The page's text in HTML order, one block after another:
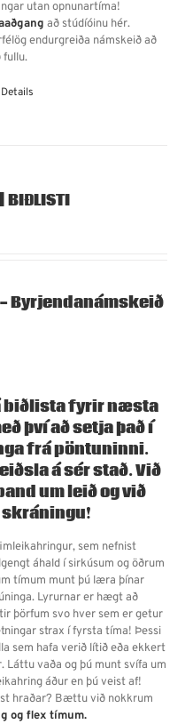
utan opnunartíma!
að stúdíóinu hér.
endurgreiða námskeið að
fullu.
Details
BIÐLISTI
Byrjendanámskeið
biðlista fyrir næsta
því að setja það í
frá pöntuninni.
á sér stað.Við
um leið og við
sem nefnist
áhald í sirkúsum og öðrum
tímum munt þú læra þínar
Lyrurnar er hægt að
þörfum svo hver sem er getur
strax í fyrsta tíma! Þessi
sem hafa verið lítið eða ekkert
Láttu vaða og þú munt svífa um
áður en þú veist af!
hraðar? Bættu við nokkrum
og flex tímum.